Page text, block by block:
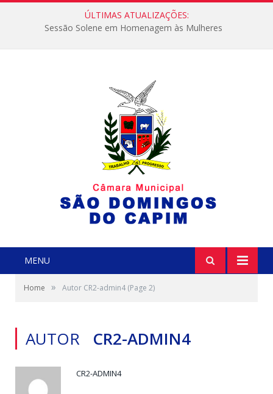
ÚLTIMAS ATUALIZAÇÕES:
Sessão Solene em Homenagem às Mulheres
MENU
Home » Autor CR2-admin4 (Page 2)
AUTOR CR2-ADMIN4
CR2-ADMIN4